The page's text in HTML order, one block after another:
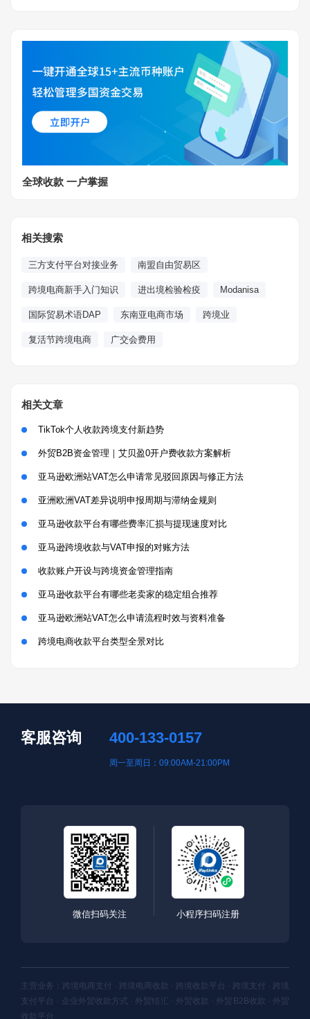
全球收款 一户掌握
相关搜索
三方支付平台对接业务 南盟自由贸易区
跨境电商新手入门知识 进出境检验检疫 Modanisa
国际贸易术语DAP 东南亚电商市场 跨境业
复活节跨境电商 广交会费用
相关文章
TikTok个人收款跨境支付新趋势
外贸B2B资金管理｜艾贝盈0开户费收款方案解析
亚马逊欧洲站VAT怎么申请常见驳回原因与修正方法
亚洲欧洲VAT差异说明申报周期与滞纳金规则
亚马逊收款平台有哪些费率汇损与提现速度对比
亚马逊跨境收款与VAT申报的对账方法
收款账户开设与跨境资金管理指南
亚马逊收款平台有哪些老卖家的稳定组合推荐
亚马逊欧洲站VAT怎么申请流程时效与资料准备
跨境电商收款平台类型全景对比
客服咨询 400-133-0157
周一至周日：09:00AM-21:00PM
微信扫码关注 小程序扫码注册
主营业务：跨境电商支付 · 跨境电商收款 · 跨境收款平台 · 跨境支付 · 跨境
支付平台 · 企业外贸收款方式 · 外贸结汇 · 外贸收款 · 外贸B2B收款 · 外贸
收款平台